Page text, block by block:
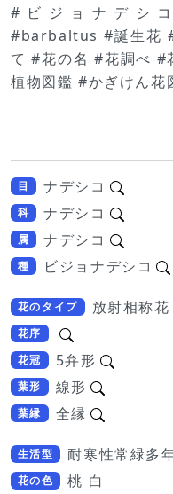
#ビジョナデシ
#barbaltus #誕生花
て #花の名 #花調べ #
植物図鑑 #かぎけん花
目 ナデシコ
科 ナデシコ
属 ナデシコ
種 ビジョナデシコ
花のタイプ 放射相称花
花序
花冠
5弁形
葉形 線形
葉縁 全縁
生活型 耐寒性常緑多
花の色 桃 白